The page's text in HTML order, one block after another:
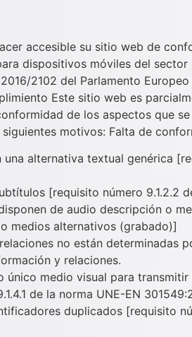
accesible su sitio web de
dispositivos móviles del sector
2102 del Parlamento
Este sitio web es
de los aspectos que
motivos: Falta de
alternativa textual genérica
[requisito número 9.1.2.2
de audio descripción o
medios alternativos (grabado)]
no están
y relaciones.
único medio visual para
de la norma UNE-EN
duplicados [requisito